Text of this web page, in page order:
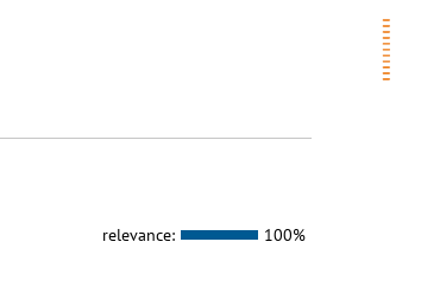
relevance: 100%